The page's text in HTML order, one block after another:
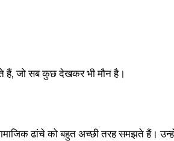
हैं, जो सब कुछ देखकर भी मौन है।
ढांचे को बहुत अच्छी तरह समझते हैं।